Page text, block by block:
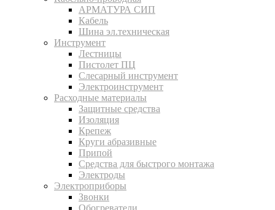
АРМАТУРА СИП
Кабель
Шина эл.техническая
Инструмент
Лестницы
Пистолет ПЦ
Слесарный инструмент
Электроинструмент
Расходные материалы
Защитные средства
Изоляция
Крепеж
Круги абразивные
Припой
Средства для быстрого монтажа
Электроды
Электроприборы
Звонки
Обогреватели